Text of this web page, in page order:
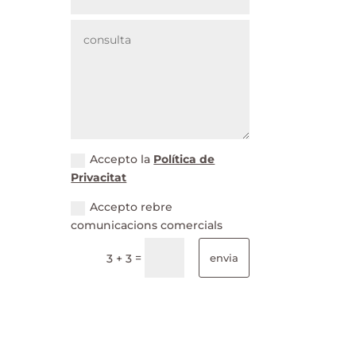
Accepto la Política de
Privacitat
Accepto rebre
comunicacions comercials
3 + 3= envia